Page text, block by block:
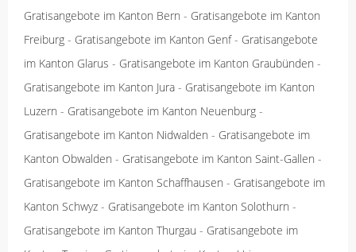
Gratisangebote im Kanton Bern - Gratisangebote im Kanton
Freiburg - Gratisangebote im Kanton Genf- Gratisangebote
im Kanton Glarus - Gratisangebote im Kanton Graubünden -
Gratisangebote im Kanton Jura - Gratisangebote im Kanton
Luzern - Gratisangebote im Kanton Neuenburg -
Gratisangebote im Kanton Nidwalden - Gratisangebote im
Kanton Obwalden - Gratisangebote im Kanton Saint-Gallen -
Gratisangebote im Kanton Schaffhausen - Gratisangebote im
Kanton Schwyz - Gratisangebote im Kanton Solothurn -
Gratisangebote im Kanton Thurgau - Gratisangebote im